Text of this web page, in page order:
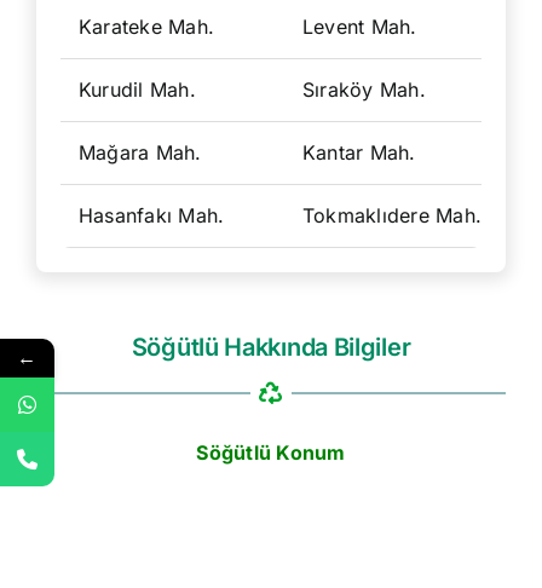
Karateke Mah. Levent Mah.
Kurudil Mah. Sıraköy Mah.
Mağara Mah. Kantar Mah.
Hasanfakı Mah. Tokmaklıdere Mah.
Söğütlü Hakkında Bilgiler
Söğütlü Konum
←